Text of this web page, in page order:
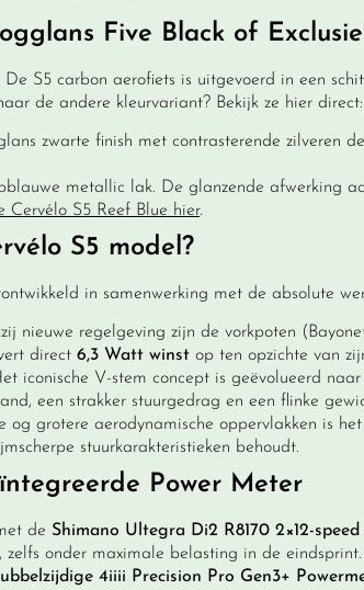
Five Black of
S5 carbon aerofiets is uitgevoerd in een
de andere kleurvariant? Bekijk ze hier direct:
zwarte finish met contrasterende zilveren
metallic lak. De glanzende afwerking
Cervélo S5 Reef Blue hier.
S5 model?
in samenwerking met de absolute
nieuwe regelgeving zijn de vorkpoten
direct 6,3 Watt winst op ten opzichte van
iconische V-stem concept is geëvolueerd
een strakker stuurgedrag en een flinke
og grotere aerodynamische oppervlakken is
stuurkarakteristieken behoudt.
Power Meter
de Shimano Ultegra Di2 R8170 2×12-speed
zelfs onder maximale belasting in de
4iiii Precision Pro Gen3+